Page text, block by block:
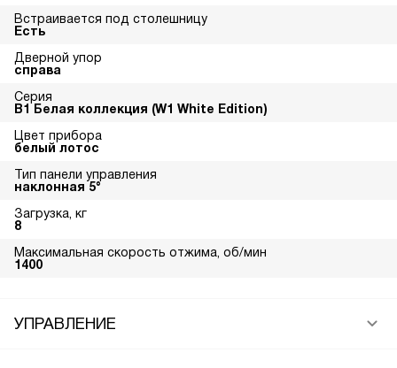
Встраивается под столешницу
Есть
Дверной упор
справа
Серия
В1 Белая коллекция (W1 White Edition)
Цвет прибора
белый лотос
Тип панели управления
наклонная 5°
Загрузка, кг
8
Максимальная скорость отжима, об/мин
1400
УПРАВЛЕНИЕ